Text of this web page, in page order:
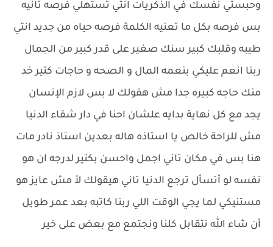
وحبستي نفسك في الذكريات انتي تستهلي فرصه تانيه
بس فرصه بكل ما تعنيه الكلمة فرصه حياه من جديد انتي
طيبه وقلبك كبير سنك صغير على قدر كبير من الجمال
ربنا انعم عليكي بنعمه المال و الصحه و حاجات كتير خد
منك حاجه كبيره جدا مش هقولك لا بس لازم الإنسان
يجد مع كل نهاية بدايه علشان احنا في دار شقاء الدنيا
مش للراحة خالص يا استاذه هاله بعدين استاذ نادر مات
هنا بس في مكان تاني اجمل واحسن بكتير لدرجه ان هو
نفسه لو أتسأل ترجع الدنيا تاني هيقولك لأ مش عايز هو
مستنيكي لما يجي الوقت اللي ربنا كاتبه بعد عمر طويل
أن شاء الله نتقابل كلنا ونجتمع مع بعض على خير